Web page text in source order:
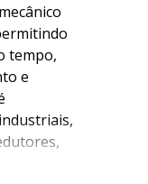
tempo,
e